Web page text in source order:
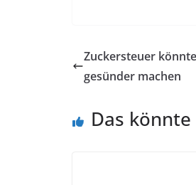
Zuckersteuer
gesünder machen
Das